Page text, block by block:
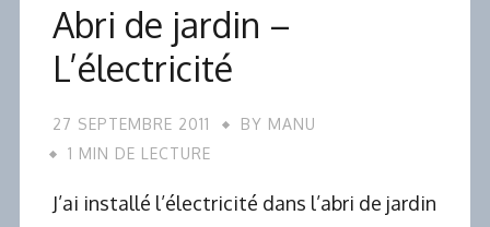
Abri de jardin –
L’électricité
27 SEPTEMBRE 2011 BY MANU
1 MIN DE LECTURE
J’ai installé l’électricité dans l’abri de jardin